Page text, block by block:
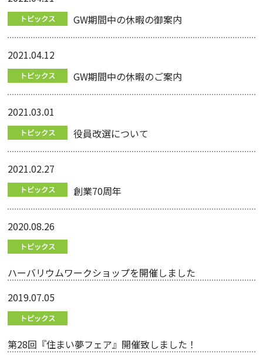
GW期間中の休暇の御案内
2021.04.12
GW期間中の休暇のご案内
2021.03.01
役員改選について
2021.02.27
創業70周年
2020.08.26
ハーバリウムワークショップを開催しました
2019.07.05
第28回『住まい夢フェア』開催致しました！